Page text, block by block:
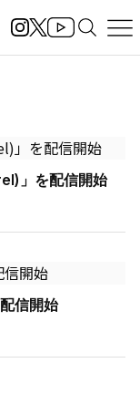
」を配信開始
信開始